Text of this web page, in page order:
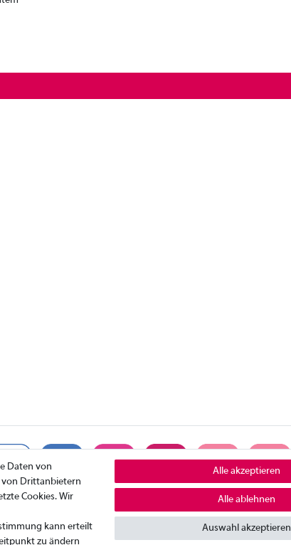
Daten von
von Drittanbietern
Cookies. Wir
kann erteilt
zu ändern
Alle akzeptieren
Alle ablehnen
Auswahl akzeptieren